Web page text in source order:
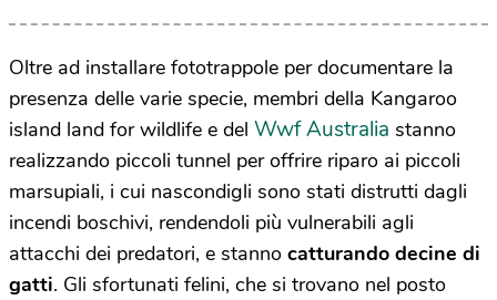
Oltre ad installare fototrappole per documentare la
presenza delle varie specie, membri della Kangaroo
island land for wildlife e del Wwf Australia stanno
realizzando piccoli tunnel per offrire riparo ai piccoli
marsupiali, i cui nascondigli sono stati distrutti dagli
incendi boschivi, rendendoli più vulnerabili agli
attacchi dei predatori, e stanno catturando decine di
gatti. Gli sfortunati felini, che si trovano nel posto